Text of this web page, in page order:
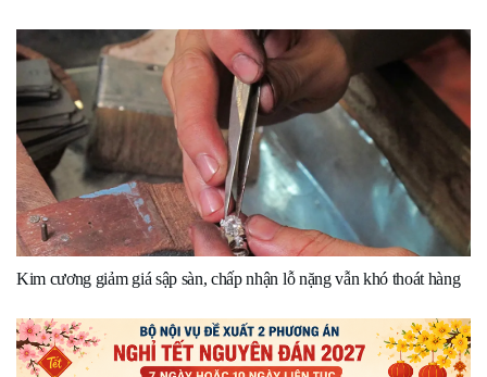
Kim cương giảm giá sập sàn, chấp nhận lỗ nặng vẫn khó thoát hàng